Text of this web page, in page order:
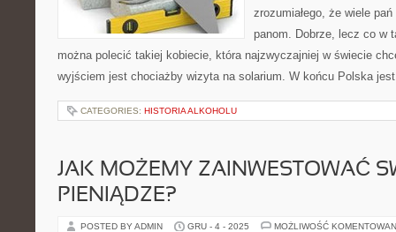
zrozumiałego, że wiele
panom. Dobrze, lecz co w
można polecić takiej kobiecie, która najzwyczajniej w świecie
wyjściem jest chociażby wizyta na solarium. W końcu Polska
CATEGORIES: HISTORIA ALKOHOLU
JAK MOŻEMY ZAINWESTOWAĆ
PIENIĄDZE?
POSTED BY ADMIN GRU - 4 - 2025 MOŻLIWOŚĆ